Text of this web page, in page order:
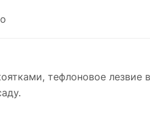
тефлоновое лезвие